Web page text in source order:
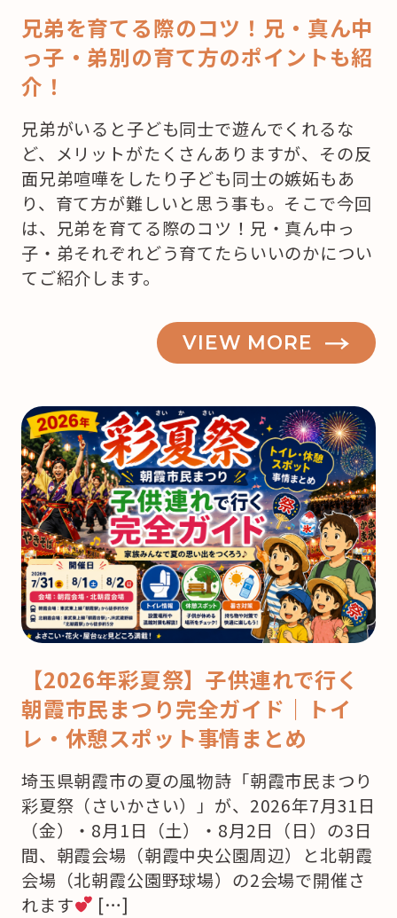
兄弟を育てる際のコツ！兄・真ん中
っ子・弟別の育て方のポイントも紹
介！
兄弟がいると子ども同士で遊んでくれるな
ど、メリットがたくさんありますが、その反
面兄弟喧嘩をしたり子ども同士の嫉妬もあ
り、育て方が難しいと思う事も。そこで今回
は、兄弟を育てる際のコツ！兄・真ん中っ
子・弟それぞれどう育てたらいいのかについ
てご紹介します。
VIEW MORE
【2026年彩夏祭】子供連れで行く
朝霞市民まつり完全ガイド｜トイ
レ・休憩スポット事情まとめ
埼玉県朝霞市の夏の風物詩「朝霞市民まつり
彩夏祭（さいかさい）」が、2026年7月31日
（金）・8月1日（土）・8月2日（日）の3日
間、朝霞会場（朝霞中央公園周辺）と北朝霞
会場（北朝霞公園野球場）の2会場で開催さ
れます
[…]